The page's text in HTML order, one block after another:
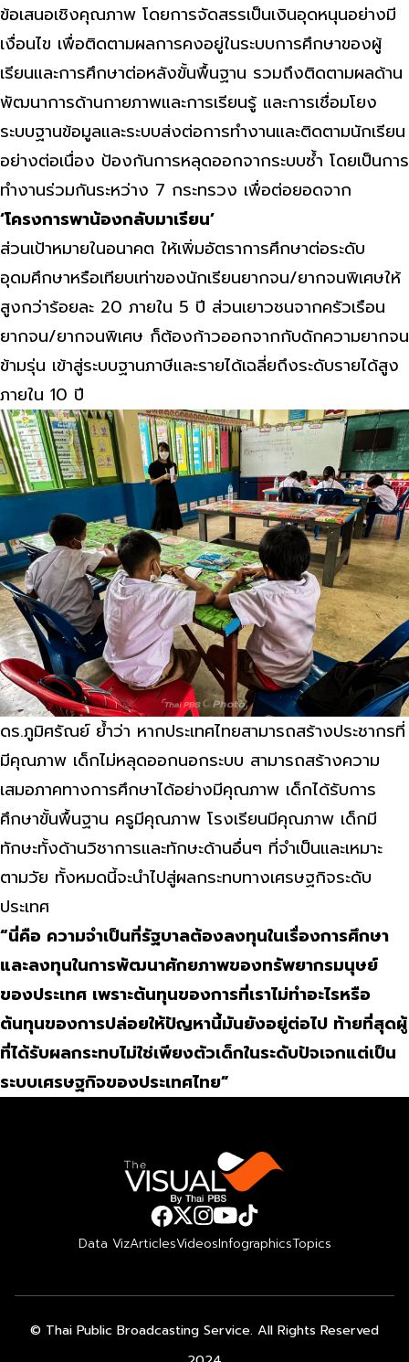
ข้อเสนอเชิงคุณภาพ โดยการจัดสรรเป็นเงินอุดหนุนอย่างมี
เงื่อนไข เพื่อติดตามผลการคงอยู่ในระบบการศึกษาของผู้
เรียนและการศึกษาต่อหลังขั้นพื้นฐาน รวมถึงติดตามผลด้าน
พัฒนาการด้านกายภาพและการเรียนรู้ และการเชื่อมโยง
ระบบฐานข้อมูลและระบบส่งต่อการทำงานและติดตามนักเรียน
อย่างต่อเนื่อง ป้องกันการหลุดออกจากระบบซ้ำ โดยเป็นการ
ทำงานร่วมกันระหว่าง 7 กระทรวง เพื่อต่อยอดจาก
‘โครงการพาน้องกลับมาเรียน’
ส่วนเป้าหมายในอนาคต ให้เพิ่มอัตราการศึกษาต่อระดับ
อุดมศึกษาหรือเทียบเท่าของนักเรียนยากจน/ยากจนพิเศษให้
สูงกว่าร้อยละ 20 ภายใน 5 ปี ส่วนเยาวชนจากครัวเรือน
ยากจน/ยากจนพิเศษ ก็ต้องก้าวออกจากกับดักความยากจน
ข้ามรุ่น เข้าสู่ระบบฐานภาษีและรายได้เฉลี่ยถึงระดับรายได้สูง
ภายใน 10 ปี
ดร.ภูมิศรัณย์ ย้ำว่า หากประเทศไทยสามารถสร้างประชากรที่
มีคุณภาพ เด็กไม่หลุดออกนอกระบบ สามารถสร้างความ
เสมอภาคทางการศึกษาได้อย่างมีคุณภาพ เด็กได้รับการ
ศึกษาขั้นพื้นฐาน ครูมีคุณภาพ โรงเรียนมีคุณภาพ เด็กมี
ทักษะทั้งด้านวิชาการและทักษะด้านอื่นๆ ที่จำเป็นและเหมาะ
ตามวัย ทั้งหมดนี้จะนำไปสู่ผลกระทบทางเศรษฐกิจระดับ
ประเทศ
“นี่คือ ความจำเป็นที่รัฐบาลต้องลงทุนในเรื่องการศึกษา
และลงทุนในการพัฒนาศักยภาพของทรัพยากรมนุษย์
ของประเทศ เพราะต้นทุนของการที่เราไม่ทำอะไรหรือ
ต้นทุนของการปล่อยให้ปัญหานี้มันยังอยู่ต่อไป ท้ายที่สุดผู้
ที่ได้รับผลกระทบไม่ใช่เพียงตัวเด็กในระดับปัจเจกแต่เป็น
ระบบเศรษฐกิจของประเทศไทย”
Data VizArticlesVideosInfographicsTopics
© Thai Public Broadcasting Service. All Rights Reserved